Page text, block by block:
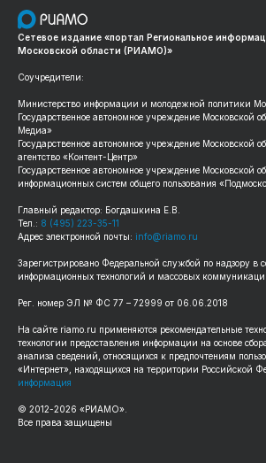
Сетевое издание «портал Региональное
Московской области (РИАМО)»
Соучредители:
Министерство информации и молодежной политики
Государственное автономное учреждение Московской
Медиа»
Государственное автономное учреждение Московской
агентство «Контент-Центр»
Государственное автономное учреждение Московской
информационных систем общего пользования
Главный редактор: Богдашкина Е.В.
Тел.: 8 (495) 223-35-11
Адрес электронной почты: info@riamo.ru
Зарегистрировано Федеральной службой по надзору в
информационных технологий и массовых
Рег. номер ЭЛ № ФС 77 – 72999 от 06.06.2018
На сайте riamo.ru применяются рекомендательные
технологии предоставления информации на основе
анализа сведений, относящихся к предпочтениям
«Интернет», находящихся на территории Российской
информация
© 2012-2026 «РИАМО».
Все права защищены